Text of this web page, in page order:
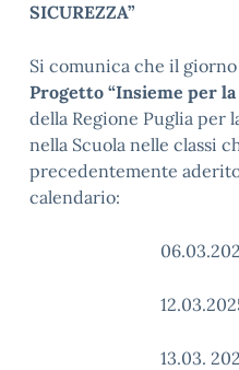
SICUREZZA”
Si comunica che il giorno
Progetto “Insieme per la
della Regione Puglia per
nella Scuola nelle classi
precedentemente
calendario:
13.03.